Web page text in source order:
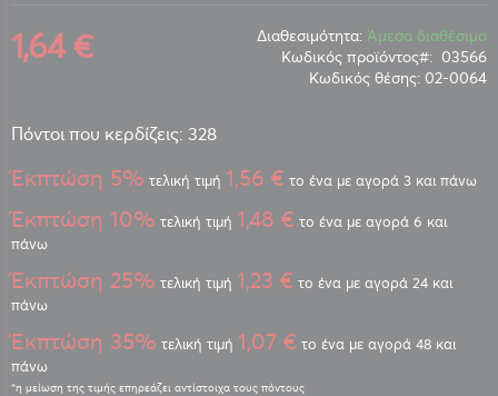
1,64 € Διαθεσιμότητα: Άμεσα διαθέσιμο
Κωδικός προϊόντος
03566
Κωδικός θέσης: 02-0064
Πόντοι που κερδίζεις: 328
Έκπτώση 5% τελική τιμή 1,56 € το ένα με αγορά 3 και πάνω
Έκπτώση 10% τελική τιμή 1,48 € το ένα με αγορά 6 και
πάνω
Έκπτώση 25% τελική τιμή 1,23 € το ένα με αγορά 24 και
πάνω
Έκπτώση 35% τελική τιμή 1,07 € το ένα με αγορά 48 και
πάνω